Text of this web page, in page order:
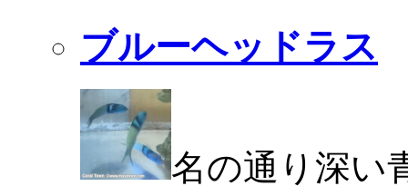
ブルーヘッドラス
名の通り深い